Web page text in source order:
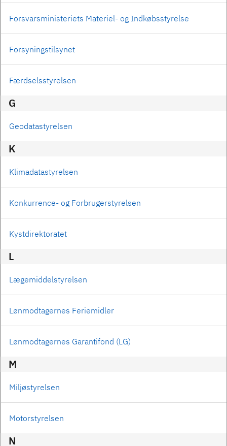
Forsvarsministeriets Materiel- og Indkøbsstyrelse
Forsyningstilsynet
Færdselsstyrelsen
G
Geodatastyrelsen
K
Klimadatastyrelsen
Konkurrence- og Forbrugerstyrelsen
Kystdirektoratet
L
Lægemiddelstyrelsen
Lønmodtagernes Feriemidler
Lønmodtagernes Garantifond (LG)
M
Miljøstyrelsen
Motorstyrelsen
N